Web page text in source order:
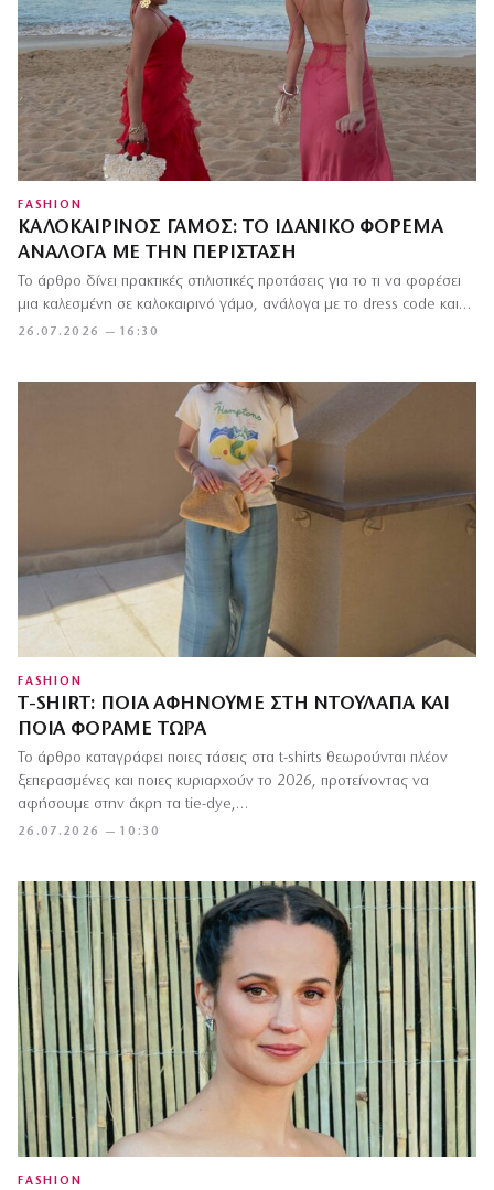
FASHION
ΚΑΛΟΚΑΙΡΙΝΌΣ ΓΆΜΟΣ: ΤΟ ΙΔΑΝΙΚΌ ΦΌΡΕΜΑ
ΑΝΆΛΟΓΑ ΜΕ ΤΗΝ ΠΕΡΊΣΤΑΣΗ
26.07.2026 — 16:30
Το άρθρο δίνει πρακτικές στιλιστικές προτάσεις για το τι να φορέσει
μια καλεσμένη σε καλοκαιρινό γάμο, ανάλογα με το dress code και…
FASHION
T-SHIRT: ΠΟΙΑ ΑΦΉΝΟΥΜΕ ΣΤΗ ΝΤΟΥΛΆΠΑ ΚΑΙ
ΠΟΙΑ ΦΟΡΆΜΕ ΤΏΡΑ
26.07.2026 — 10:30
Το άρθρο καταγράφει ποιες τάσεις στα t-shirts θεωρούνται πλέον
ξεπερασμένες και ποιες κυριαρχούν το 2026, προτείνοντας να
αφήσουμε στην άκρη τα tie-dye,…
FASHION